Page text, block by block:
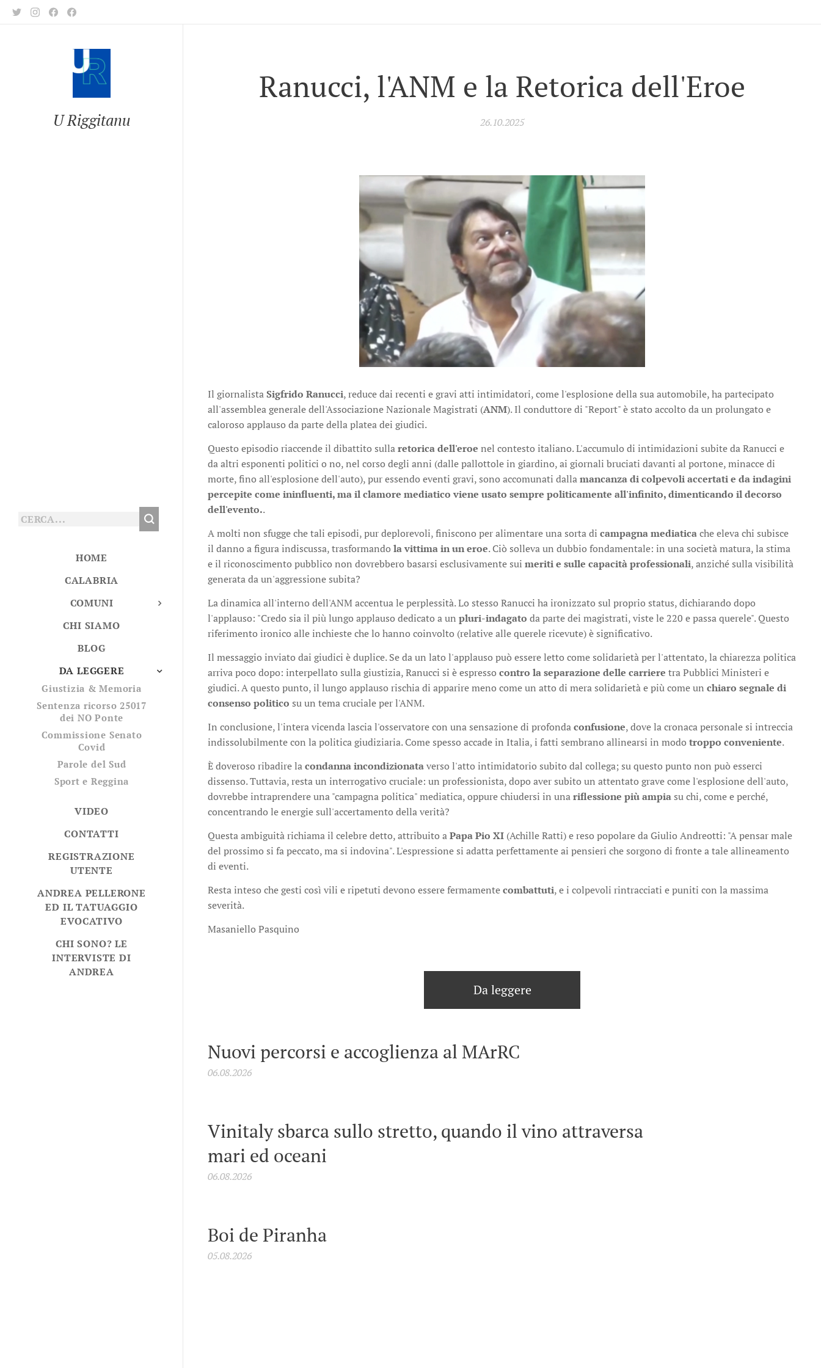
U Riggitanu
HOME
CALABRIA
COMUNI
CHI SIAMO
BLOG
DA LEGGERE
Giustizia & Memoria
Sentenza ricorso 25017
dei NO Ponte
Commissione Senato
Covid
Parole del Sud
Sport e Reggina
VIDEO
CONTATTI
REGISTRAZIONE
UTENTE
ANDREA PELLERONE
ED IL TATUAGGIO
EVOCATIVO
CHI SONO? LE
INTERVISTE DI
ANDREA
Ranucci, l'ANM e la Retorica dell'Eroe
26.10.2025
Il giornalistaSigfrido Ranucci, reduce dai recenti e gravi atti intimidatori, come l'esplosione della sua automobile, ha partecipato
all'assemblea generale dell'Associazione Nazionale Magistrati (ANM). Il conduttore di "Report" è stato accolto da un prolungato e
caloroso applauso da parte della platea dei giudici.
Questo episodio riaccende il dibattito sullaretorica dell'eroe nel contesto italiano. L'accumulo di intimidazioni subite da Ranucci e
da altri esponenti politici o no, nel corso degli anni (dalle pallottole in giardino, ai giornali bruciati davanti al portone, minacce di
morte, fino all'esplosione dell'auto), pur essendo eventi gravi, sono accomunati dallamancanza di colpevoli accertati e da indagini
percepite come ininfluenti, ma il clamore mediatico viene usato sempre politicamente all'infinito, dimenticando il decorso
dell'evento..
A molti non sfugge che tali episodi, pur deplorevoli, finiscono per alimentare una sorta di campagna mediaticache eleva chi subisce
il danno a figura indiscussa, trasformando la vittima in un eroe. Ciò solleva un dubbio fondamentale: in una società matura, la stima
e il riconoscimento pubblico non dovrebbero basarsi esclusivamente sui meriti e sulle capacità professionali, anziché sulla visibilità
generata da un'aggressione subita?
La dinamica all'interno dell'ANM accentua le perplessità. Lo stesso Ranucci ha ironizzato sul proprio status, dichiarando dopo
l'applauso: "Credo sia il più lungo applauso dedicato a un pluri-indagato da parte dei magistrati, viste le 220 e passa querele". Questo
riferimento ironico alle inchieste che lo hanno coinvolto (relative alle querele ricevute) è significativo.
Il messaggio inviato dai giudici è duplice. Se da un lato l'applauso può essere letto come solidarietà per l'attentato, la chiarezza politica
arriva poco dopo: interpellato sulla giustizia, Ranucci si è espresso contro la separazione delle carriere tra Pubblici Ministeri e
giudici. A questo punto, il lungo applauso rischia di apparire meno come un atto di mera solidarietà e più come un chiaro segnale di
consenso politico su un tema cruciale per l'ANM.
In conclusione, l'intera vicenda lascia l'osservatore con una sensazione di profondaconfusione, dove la cronaca personale si intreccia
indissolubilmente con la politica giudiziaria. Come spesso accade in Italia, i fatti sembrano allinearsi in modo troppo conveniente.
È doveroso ribadire lacondanna incondizionataverso l'atto intimidatorio subito dal collega; su questo punto non può esserci
dissenso. Tuttavia, resta un interrogativo cruciale: un professionista, dopo aver subito un attentato grave come l'esplosione dell'auto,
dovrebbe intraprendere una "campagna politica" mediatica, oppure chiudersi in unariflessione più ampia su chi, come e perché,
concentrando le energie sull'accertamento della verità?
Questa ambiguità richiama il celebre detto, attribuito aPapa Pio XI (Achille Ratti) e reso popolare da Giulio Andreotti: "A pensar male
del prossimo si fa peccato, ma si indovina". L'espressione si adatta perfettamente ai pensieri che sorgono di fronte a tale allineamento
di eventi.
Resta inteso che gesti così vili e ripetuti devono essere fermamentecombattuti, e i colpevoli rintracciati e puniti con la massima
severità.
Masaniello Pasquino
Da leggere
Nuovi percorsi e accoglienza al MArRC
06.08.2026
Vinitaly sbarca sullo stretto, quando il vino attraversa
mari ed oceani
06.08.2026
Boi de Piranha
05.08.2026